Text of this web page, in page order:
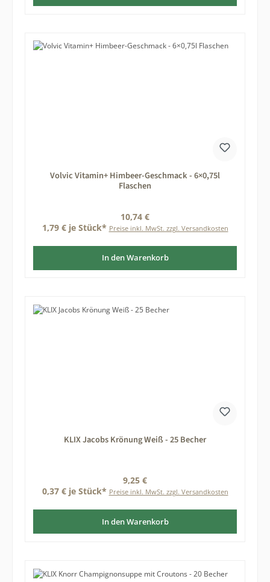
Volvic Vitamin+ Himbeer-Geschmack - 6×0,75l
Flaschen
Regulärer Preis:
10,74 €
1,79 € je Stück* Preise inkl. MwSt. zzgl. Versandkosten
In den Warenkorb
KLIX Jacobs Krönung Weiß - 25 Becher
Regulärer Preis:
9,25 €
0,37 € je Stück* Preise inkl. MwSt. zzgl. Versandkosten
In den Warenkorb